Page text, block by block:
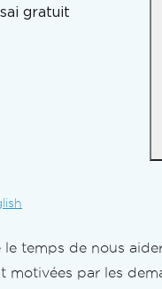
HTML
ZIP HTML
URL
gratuit
temps de nous
motivées par les